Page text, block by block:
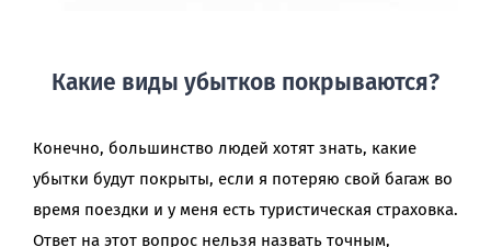
Какие виды убытков покрываются?
Конечно, большинство людей хотят знать, какие
убытки будут покрыты, если я потеряю свой багаж во
время поездки и у меня есть туристическая страховка.
Ответ на этот вопрос нельзя назвать точным,